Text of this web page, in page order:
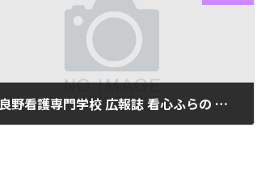
富良野看護専門学校 広報誌 看心ふらの 平成26年度第1号(No31)